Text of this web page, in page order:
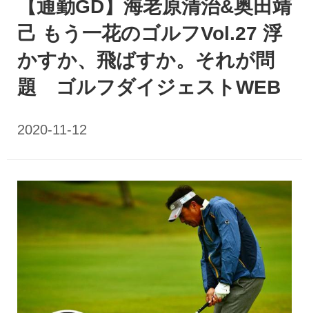
【通勤GD】海老原清治&奥田靖
己 もう一花のゴルフVol.27 浮
かすか、飛ばすか。それが問
題 ゴルフダイジェストWEB